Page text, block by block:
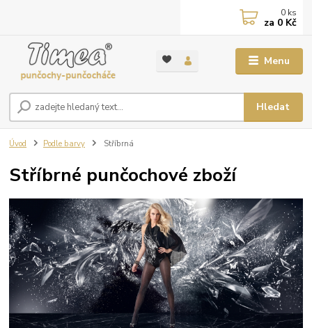
Menu
Hledat
0 ks
za 0 Kč
Úvod Podle barvy Stříbrná
Stříbrné punčochové zboží